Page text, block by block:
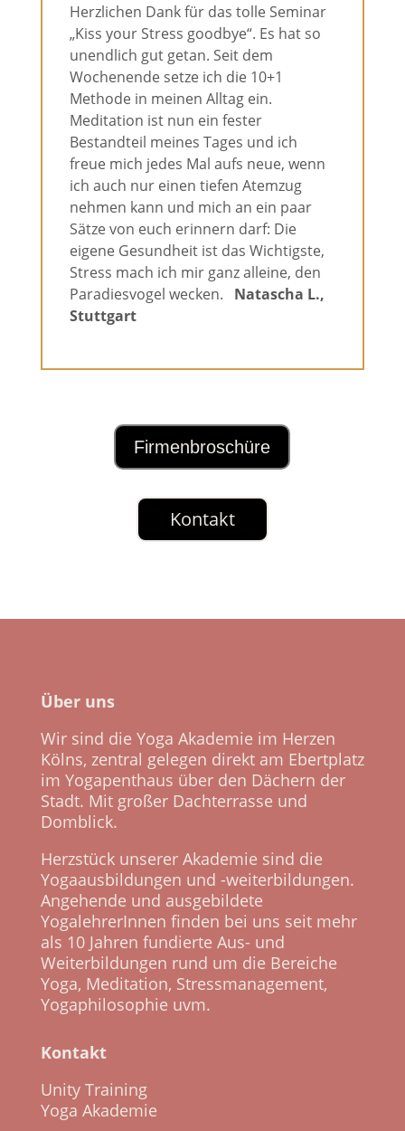
Herzlichen Dank für das tolle Seminar
„Kiss your Stress goodbye“. Es hat so
unendlich gut getan. Seit dem
Wochenende setze ich die 10+1
Methode in meinen Alltag ein.
Meditation ist nun ein fester
Bestandteil meines Tages und ich
freue mich jedes Mal aufs neue, wenn
ich auch nur einen tiefen Atemzug
nehmen kann und mich an ein paar
Sätze von euch erinnern darf: Die
eigene Gesundheit ist das Wichtigste,
Stress mach ich mir ganz alleine, den
Paradiesvogel wecken. Natascha L.,
Stuttgart
Firmenbroschüre
Kontakt
Über uns
Wir sind die Yoga Akademie im Herzen
Kölns, zentral gelegen direkt am Ebertplatz
im Yogapenthaus über den Dächern der
Stadt. Mit großer Dachterrasse und
Domblick.
Herzstück unserer Akademie sind die
Yogaausbildungen und -weiterbildungen.
Angehende und ausgebildete
YogalehrerInnen finden bei uns seit mehr
als 10 Jahren fundierte Aus- und
Weiterbildungen rund um die Bereiche
Yoga, Meditation, Stressmanagement,
Yogaphilosophie uvm.
Kontakt
Unity Training
Yoga Akademie